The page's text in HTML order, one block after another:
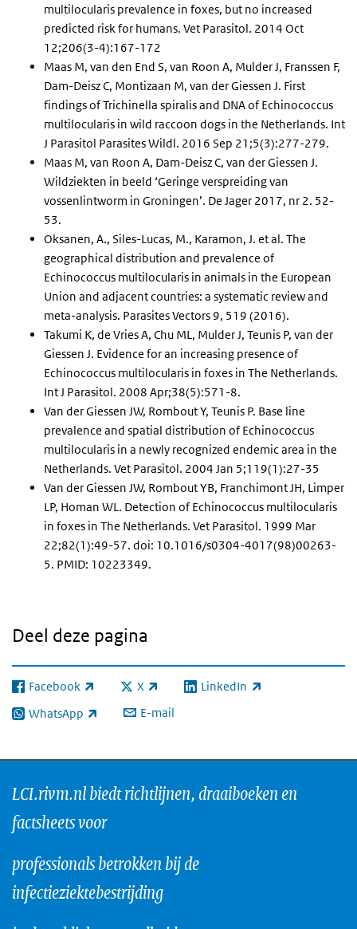
multilocularis prevalence in foxes, but no increased
predicted risk for humans. Vet Parasitol. 2014 Oct
12;206(3-4):167-172
Maas M, van den End S, van Roon A, Mulder J, Franssen F,
Dam-Deisz C, Montizaan M, van der Giessen J. First
findings of Trichinella spiralis and DNA of Echinococcus
multilocularis in wild raccoon dogs in the Netherlands. Int
J Parasitol Parasites Wildl. 2016 Sep 21;5(3):277-279.
Maas M, van Roon A, Dam-Deisz C, van der Giessen J.
Wildziekten in beeld ‘Geringe verspreiding van
vossenlintworm in Groningen’. De Jager 2017, nr 2. 52-
53.
Oksanen, A., Siles-Lucas, M., Karamon, J. et al. The
geographical distribution and prevalence of
Echinococcus multilocularis in animals in the European
Union and adjacent countries: a systematic review and
meta-analysis. Parasites Vectors 9, 519 (2016).
Takumi K, de Vries A, Chu ML, Mulder J, Teunis P, van der
Giessen J. Evidence for an increasing presence of
Echinococcus multilocularis in foxes in The Netherlands.
Int J Parasitol. 2008 Apr;38(5):571-8.
Van der Giessen JW, Rombout Y, Teunis P. Base line
prevalence and spatial distribution of Echinococcus
multilocularis in a newly recognized endemic area in the
Netherlands. Vet Parasitol. 2004 Jan 5;119(1):27-35
Van der Giessen JW, Rombout YB, Franchimont JH, Limper
LP, Homan WL. Detection of Echinococcus multilocularis
in foxes in The Netherlands. Vet Parasitol. 1999 Mar
22;82(1):49-57. doi: 10.1016/s0304-4017(98)00263-
5. PMID: 10223349.
Deel deze pagina
Facebook
(externe link) X
(externe link) LinkedIn
(externe link)
WhatsApp
(externe link) E-mail
LCI.rivm.nl biedt richtlijnen, draaiboeken en
factsheets voor
professionals betrokken bij de
infectieziektebestrijding